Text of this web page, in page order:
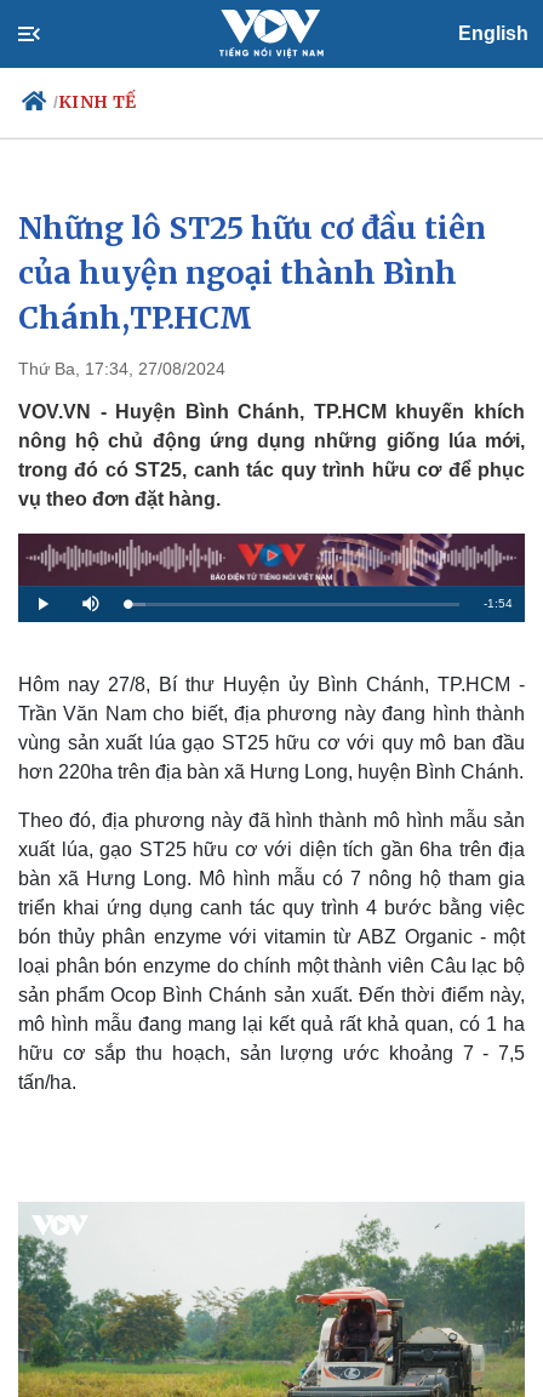
English
/KINH TẾ
Chính trị
Đảng
Tổ chức nhân sự
Quốc hội
Nhận diện sự thật
Xã hội
Tin 24h
Dự báo thời tiết
Những lô ST25 hữu cơ đầu tiên
của huyện ngoại thành Bình
Chánh,TP.HCM
Thứ Ba, 17:34, 27/08/2024
VOV.VN - Huyện Bình Chánh, TP.HCM khuyến khích
nông hộ chủ động ứng dụng những giống lúa mới,
trong đó có ST25, canh tác quy trình hữu cơ để phục
vụ theo đơn đặt hàng.
P
l
M
u
L
o
:
5
3
%
R
m
a
i
i
n
i
m
-1:54
Hôm nay 27/8, Bí thư Huyện ủy Bình Chánh, TP.HCM -
Trần Văn Nam cho biết, địa phương này đang hình thành
vùng sản xuất lúa gạo ST25 hữu cơ với quy mô ban đầu
hơn 220ha trên địa bàn xã Hưng Long, huyện Bình Chánh.
Theo đó, địa phương này đã hình thành mô hình mẫu sản
xuất lúa, gạo ST25 hữu cơ với diện tích gần 6ha trên địa
bàn xã Hưng Long. Mô hình mẫu có 7 nông hộ tham gia
triển khai ứng dụng canh tác quy trình 4 bước bằng việc
bón thủy phân enzyme với vitamin từ ABZ Organic - một
loại phân bón enzyme do chính một thành viên Câu lạc bộ
sản phẩm Ocop Bình Chánh sản xuất. Đến thời điểm này,
mô hình mẫu đang mang lại kết quả rất khả quan, có 1 ha
hữu cơ sắp thu hoạch, sản lượng ước khoảng 7 - 7,5
tấn/ha.